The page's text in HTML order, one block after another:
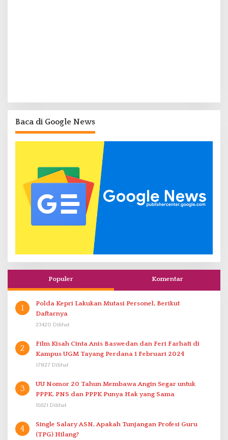
Baca di Google News
Populer Komentar
1
Polda Kepri Lakukan Mutasi Personel, Berikut
Daftarnya
23420 Dilihat
2
Film Kisah Cinta Anis Baswedan dan Feri Farhati di
Kampus UGM Tayang Perdana 1 Februari 2024
17827 Dilihat
3
UU Nomor 20 Tahun Membawa Angin Segar untuk
PPPK. PNS dan PPPK Punya Hak yang Sama
15621 Dilihat
4
Single Salary ASN, Apakah Tunjangan Profesi Guru
(TPG) Hilang?